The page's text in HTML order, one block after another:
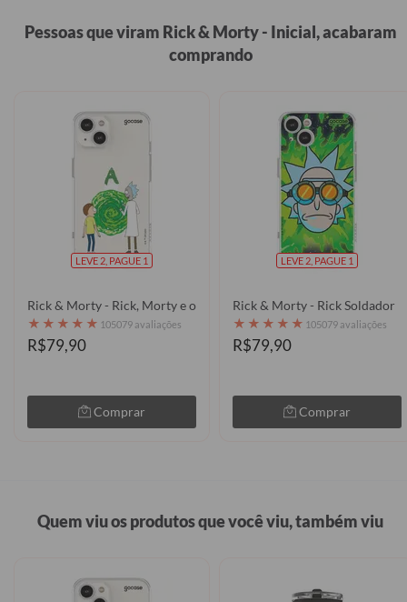
Pessoas que viram Rick & Morty - Inicial, acabaram
comprando
LEVE 2, PAGUE 1
Rick & Morty - Rick, Morty e o Portal Dimensional
★ ★ ★ ★ ★ 105079 avaliações
R$79,90
Comprar
LEVE 2, PAGUE 1
Rick & Morty - Rick Soldador
★ ★ ★ ★ ★ 105079 avaliações
R$79,90
Comprar
Quem viu os produtos que você viu, também viu